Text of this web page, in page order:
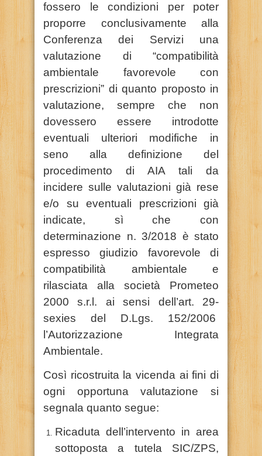
fossero le condizioni per poter
proporre conclusivamente alla
Conferenza dei Servizi una
valutazione di “compatibilità
ambientale favorevole con
prescrizioni” di quanto proposto in
valutazione, sempre che non
dovessero essere introdotte
eventuali ulteriori modifiche in
seno alla definizione del
procedimento di AIA tali da
incidere sulle valutazioni già rese
e/o su eventuali prescrizioni già
indicate, sì che con
determinazione n. 3/2018 è stato
espresso giudizio favorevole di
compatibilità ambientale e
rilasciata alla società Prometeo
2000 s.r.l. ai sensi dell’art. 29-
sexies del D.Lgs. 152/2006
l’Autorizzazione Integrata
Ambientale.
Così ricostruita la vicenda ai fini di
ogni opportuna valutazione si
segnala quanto segue:
Ricaduta dell’intervento in area
sottoposta a tutela SIC/ZPS,